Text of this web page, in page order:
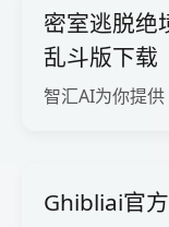
密室逃脱绝
乱斗版下载
智汇AI为你提供
Ghibliai官